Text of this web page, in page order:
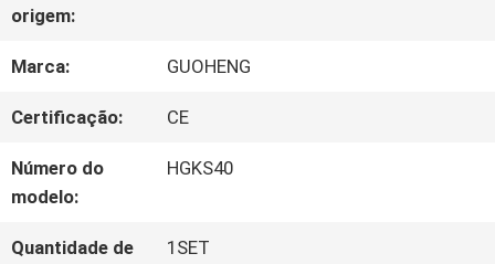
CONTACTE-
NOS
NOTÍCIA
PEÇA
origem:
Marca: GUOHENG
Certificação: CE
Número do
modelo:
HGKS40
Quantidade de
1SET